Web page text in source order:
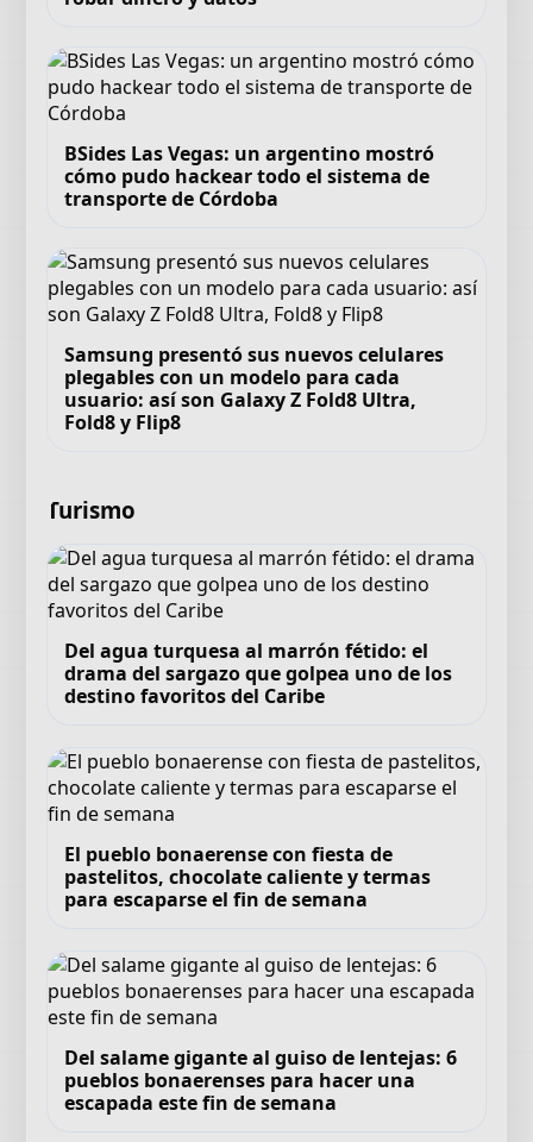
BSides Las Vegas: un argentino mostró
cómo pudo hackear todo el sistema de
transporte de Córdoba
Samsung presentó sus nuevos celulares
plegables con un modelo para cada
usuario: así son Galaxy Z Fold8 Ultra,
Fold8 y Flip8
Turismo
Del agua turquesa al marrón fétido: el
drama del sargazo que golpea uno de los
destino favoritos del Caribe
El pueblo bonaerense con fiesta de
pastelitos, chocolate caliente y termas
para escaparse el fin de semana
Del salame gigante al guiso de lentejas: 6
pueblos bonaerenses para hacer una
escapada este fin de semana